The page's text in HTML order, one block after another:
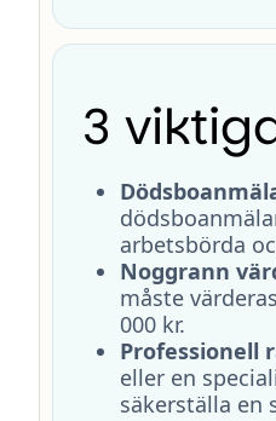
3
arbetsbörda
Noggrann
måste
000 kr.
Professionell
eller en
säkerställa en